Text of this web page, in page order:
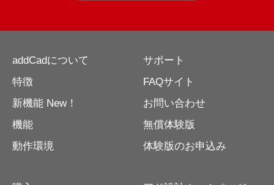
addCadについて
特徴
新機能 New！
機能
動作環境
サポート
FAQサイト
お問い合わせ
無償体験版
体験版のお申込み